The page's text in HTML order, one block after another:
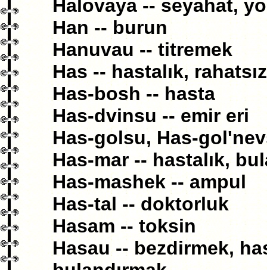
Halovaya -- seyahat,
Han -- burun
Hanuvau -- titremek
Has -- hastalık,
Has-bosh -- hasta
Has-dvinsu -- emir eri
Has-golsu, Has-
Has-mar -- hastalık,
Has-mashek -- ampul
Has-tal -- doktorluk
Hasam -- toksin
Hasau -- bezdirmek,